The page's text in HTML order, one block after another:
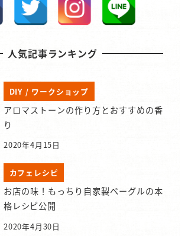
人気記事ランキング
DIY / ワークショップ
アロマストーンの作り方とおすすめの香
り
2020年4月15日
カフェレシピ
お店の味！もっちり自家製ベーグルの本
格レシピ公開
2020年4月30日